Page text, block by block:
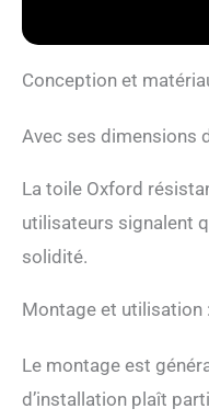
Conception et
Avec ses dimensions
La toile Oxford
utilisateurs signalent
solidité.
Montage et utilisation
Le montage est
d’installation plaît